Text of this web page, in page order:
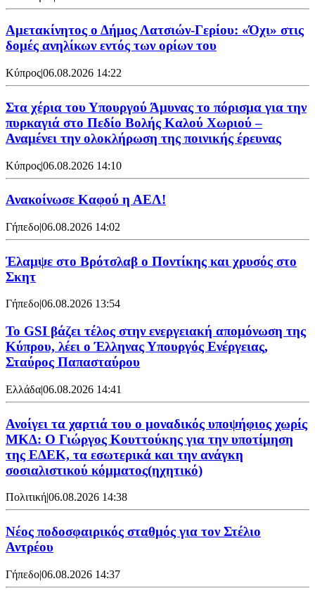
Αμετακίνητος ο Δήμος Λατσιών-Γερίου: «Όχι» στις
δομές ανηλίκων εντός των ορίων του
Κύπρος|06.08.2026 14:22
Στα χέρια του Υπουργού Άμυνας το πόρισμα για την
πυρκαγιά στο Πεδίο Βολής Καλού Χωριού –
Αναμένει την ολοκλήρωση της ποινικής έρευνας
Κύπρος|06.08.2026 14:10
Ανακοίνωσε Καφού η ΑΕΛ!
Γήπεδο|06.08.2026 14:02
Έλαμψε στο Βρότσλαβ ο Ποντίκης και χρυσός στο
Σκητ
Γήπεδο|06.08.2026 13:54
Το GSI βάζει τέλος στην ενεργειακή απομόνωση της
Κύπρου, λέει ο Έλληνας Υπουργός Ενέργειας,
Σταύρος Παπασταύρου
Ελλάδα|06.08.2026 14:41
Ανοίγει τα χαρτιά του ο μοναδικός υποψήφιος χωρίς
ΜΚΔ: Ο Γιώργος Κουττούκης για την υποτίμηση
της ΕΔΕΚ, τα εσωτερικά και την ανάγκη
σοσιαλιστικού κόμματος(ηχητικό)
Πολιτική|06.08.2026 14:38
Νέος ποδοσφαιρικός σταθμός για τον Στέλιο
Αντρέου
Γήπεδο|06.08.2026 14:37